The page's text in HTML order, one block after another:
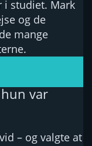
i studiet. Mark
og de
mange
var
– og valgte at